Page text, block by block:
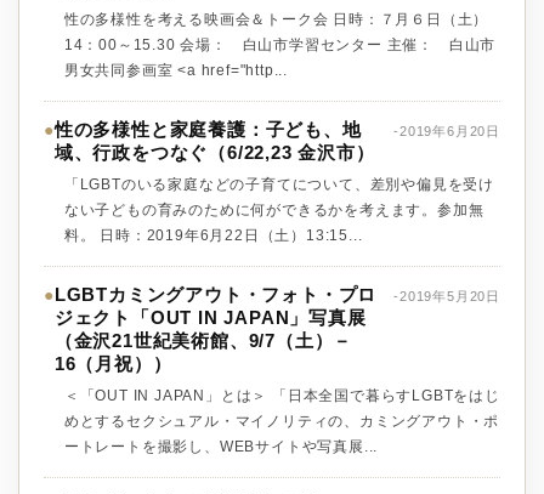
性の多様性を考える映画会＆トーク会 日時：７月６日（土）
14：00～15.30 会場： 白山市学習センター 主催： 白山市
男女共同参画室 <a href="http...
●性の多様性と家庭養護：子ども、地
域、行政をつなぐ（6/22,23 金沢市）
-2019年6月20日
「LGBTのいる家庭などの子育てについて、差別や偏見を受け
ない子どもの育みのために何ができるかを考えます。参加無
料。 日時：2019年6月22日（土）13:15...
●LGBTカミングアウト・フォト・プロ
ジェクト「OUT IN JAPAN」写真展
（金沢21世紀美術館、9/7（土）－
16（月祝））
-2019年5月20日
＜「OUT IN JAPAN」とは＞ 「日本全国で暮らすLGBTをはじ
めとするセクシュアル・マイノリティの、カミングアウト・ポ
ートレートを撮影し、WEBサイトや写真展...